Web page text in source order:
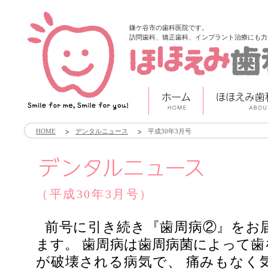
鎌ケ谷市の歯科医院です。
訪問歯科、矯正歯科、インプラント治療にも
HOME デンタルニュース 平成30年3月号
（平成30年3月号）
前号に引き続き『歯周病②』をお
ます。 歯周病は歯周病菌によって
が破壊される病気で、 痛みもなく